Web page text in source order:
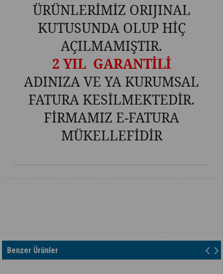
ÜRÜNLERİMİZ ORIJINAL
KUTUSUNDA OLUP HİÇ
AÇILMAMIŞTIR.
2 YIL GARANTİLİ
ADINIZA VE YA KURUMSAL
FATURA KESİLMEKTEDİR.
FİRMAMIZ E-FATURA
MÜKELLEFİDİR
Benzer Ürünler